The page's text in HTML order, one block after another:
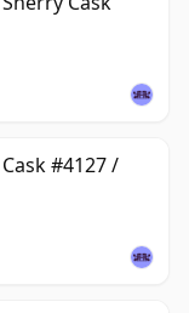
#4127 /